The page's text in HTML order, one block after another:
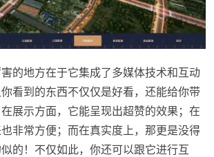
的地方在于它集成了多媒体技术和互动
看到的东西不仅仅是好看，还能给你带
展示方面，它能呈现出超赞的效果；在
非常方便；而在真实度上，那更是没得
的！不仅如此，你还可以跟它进行互